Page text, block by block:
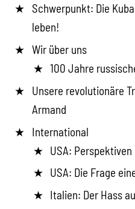
Schwerpunkt: Die
leben!
Wir über uns
100 Jahre
Unsere revolutionäre
Armand
International
USA:
USA: Die Frage
Italien: Der Hass